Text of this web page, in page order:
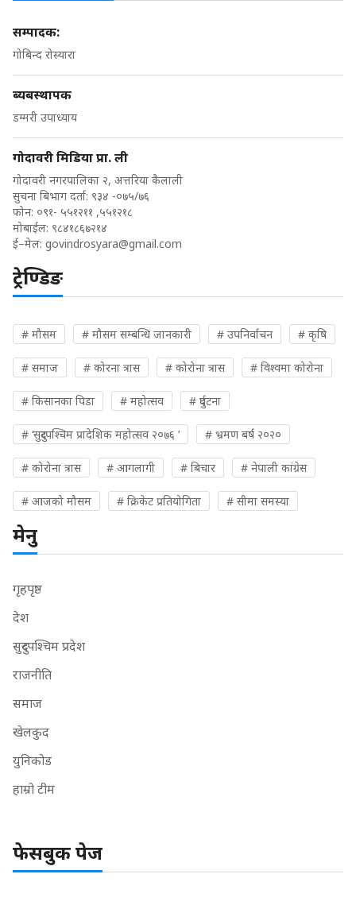
सम्पादक:
गोबिन्द रोस्यारा
ब्यबस्थापक
डम्मरी उपाध्याय
गोदावरी मिडिया प्रा. ली
गोदावरी नगरपालिका २, अत्तरिया कैलाली
सुचना बिभाग दर्ता: ९३४ -०७५/७६
फोन: ०९१- ५५१२११ ,५५१२१८
मोबाईल: ९८४१८६७२१४
ई–मेल: govindrosyara@gmail.com
ट्रेण्डिङ
# मौसम # मौसम सम्बन्धि जानकारी # उपनिर्वाचन # कृषि
# समाज # कोरना त्रास # कोरोना त्रास # विश्वमा कोरोना
# किसानका पिडा # महोत्सव # दुर्घटना
# ‘सुदुरपश्चिम प्रादेशिक महोत्सव २०७६ ’ # भ्रमण बर्ष २०२०
# कोरोना त्रास # आगलागी # बिचार # नेपाली कांग्रेस
# आजको मौसम # क्रिकेट प्रतियोगिता # सीमा समस्या
मेनु
गृहपृष्ठ
देश
सुदुरपश्चिम प्रदेश
राजनीति
समाज
खेलकुद
युनिकोड
हाम्रो टीम
फेसबुक पेज